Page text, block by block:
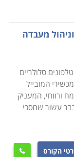
בתחום של
טכני בתיקון
באופן יסודי
מוקדם וכל מי
ומקצוע לעתיד
בתחילת דרכם
חודשים, יקבלו
באמצעותה
מעבדה
סלולריים
המובייל
ורווחי, המעניק
עשור שמסכי
הקורס 